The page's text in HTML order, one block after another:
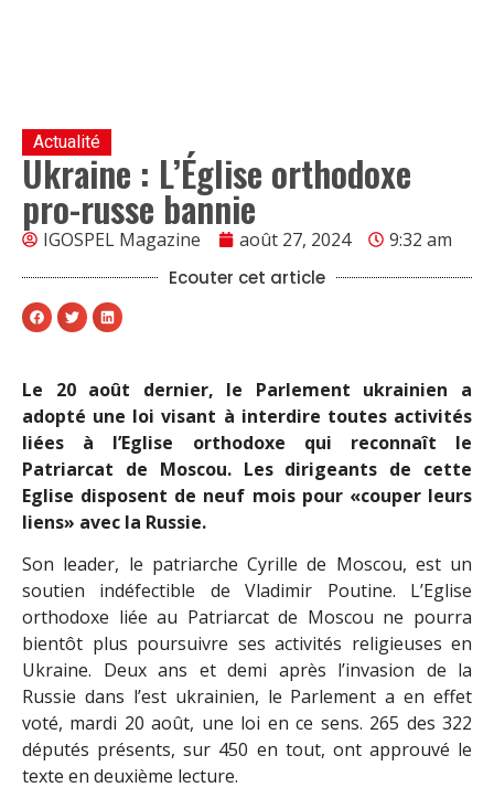
Actualité
Ukraine : L’Église orthodoxe
pro-russe bannie
IGOSPEL Magazine août 27, 2024 9:32 am
Ecouter cet article
Le 20 août dernier, le Parlement ukrainien a
adopté une loi visant à interdire toutes activités
liées à l’Eglise orthodoxe qui reconnaît le
Patriarcat de Moscou. Les dirigeants de cette
Eglise disposent de neuf mois pour «couper leurs
liens» avec la Russie.
Son leader, le patriarche Cyrille de Moscou, est un
soutien indéfectible de Vladimir Poutine. L’Eglise
orthodoxe liée au Patriarcat de Moscou ne pourra
bientôt plus poursuivre ses activités religieuses en
Ukraine. Deux ans et demi après l’invasion de la
Russie dans l’est ukrainien, le Parlement a en effet
voté, mardi 20 août, une loi en ce sens. 265 des 322
députés présents, sur 450 en tout, ont approuvé le
texte en deuxième lecture.